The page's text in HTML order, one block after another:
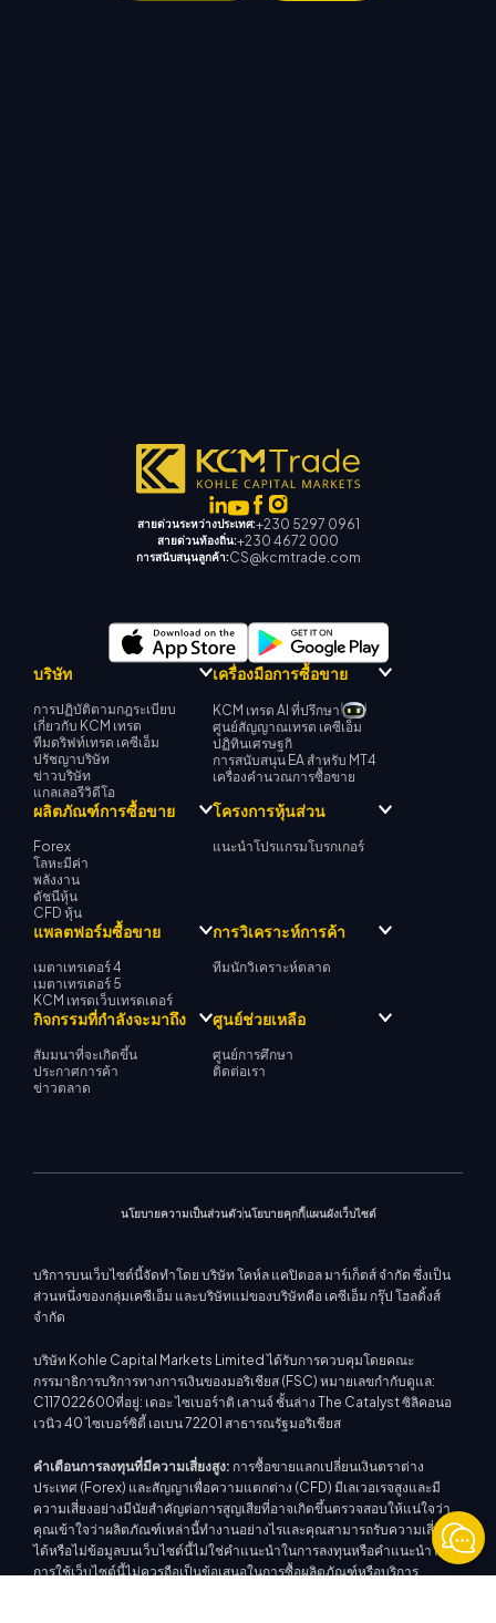
สายด่วนระหว่างประเทศ:+230 5297 0961
สายด่วนท้องถิ่น:+230 4672 000
การสนับสนุนลูกค้า:CS@kcmtrade.com
บริษัท
การปฏิบัติตามกฎระเบียบ
เกี่ยวกับ KCM เทรด
ทีมดริฟท์เทรด เคซีเอ็ม
ปรัชญาบริษัท
ข่าวบริษัท
แกลเลอรีวิดีโอ
เครื่องมือการซื้อขาย
KCM เทรด AI ที่ปรึกษา
ศูนย์สัญญาณเทรด เคซีเอ็ม
ปฏิทินเศรษฐกิ
การสนับสนุน EA สำหรับ MT4
เครื่องคำนวณการซื้อขาย
ผลิตภัณฑ์การซื้อขาย
Forex
โลหะมีค่า
พลังงาน
ดัชนีหุ้น
CFD หุ้น
โครงการหุ้นส่วน
แนะนำโปรแกรมโบรกเกอร์
แพลตฟอร์มซื้อขาย
เมตาเทรเดอร์ 4
เมตาเทรเดอร์ 5
KCM เทรดเว็บเทรดเดอร์
การวิเคราะห์การค้า
ทีมนักวิเคราะห์ตลาด
กิจกรรมที่กำลังจะมาถึง
สัมมนาที่จะเกิดขึ้น
ประกาศการค้า
ข่าวตลาด
ศูนย์ช่วยเหลือ
ศูนย์การศึกษา
ติดต่อเรา
นโยบายความเป็นส่วนตัวนโยบายคุกกี้ แผนผังเว็บไซต์
บริการบนเว็บไซต์นี้จัดทำโดย บริษัท โคห์ล แคปิตอล มาร์เก็ตส์ จำกัด ซึ่งเป็น
ส่วนหนึ่งของกลุ่มเคซีเอ็ม และบริษัทแม่ของบริษัทคือ เคซีเอ็ม กรุ๊ป โฮลดิ้งส์
จำกัด
บริษัท Kohle Capital Markets Limited ได้รับการควบคุมโดยคณะ
กรรมาธิการบริการทางการเงินของมอริเชียส (FSC) หมายเลขกำกับดูแล:
C117022600ที่อยู่: เดอะ ไซเบอร์าติ เลานจ์ ชั้นล่าง The Catalyst ซิลิคอนอ
เวนิว 40 ไซเบอร์ซิตี้ เอเบน 72201 สาธารณรัฐมอริเชียส
คำเตือนการลงทุนที่มีความเสี่ยงสูง: การซื้อขายแลกเปลี่ยนเงินตราต่าง
ประเทศ (Forex) และสัญญาเพื่อความแตกต่าง (CFD) มีเลเวอเรจสูงและมี
ความเสี่ยงอย่างมีนัยสำคัญต่อการสูญเสียที่อาจเกิดขึ้นตรวจสอบให้แน่ใจว่า
คุณเข้าใจว่าผลิตภัณฑ์เหล่านี้ทำงานอย่างไรและคุณสามารถรับความเสี่ยงสูง
ได้หรือไม่ข้อมูลบนเว็บไซต์นี้ไม่ใช่คำแนะนำในการลงทุนหรือคำแนะนำ และ
การใช้เว็บไซต์นี้ไม่ควรถือเป็นข้อเสนอในการซื้อผลิตภัณฑ์หรือบริการ